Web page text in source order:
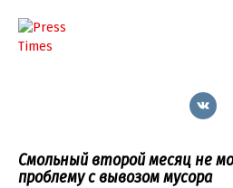
контенту
Смольный второй месяц не
проблему с вывозом мусора